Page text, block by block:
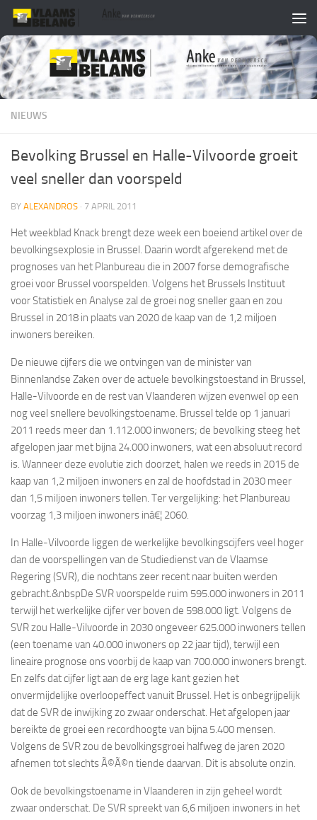
Skip to content
NIEUWS
Bevolking Brussel en Halle-Vilvoorde groeit
veel sneller dan voorspeld
BY ALEXANDROS · 7 APRIL 2011
Het weekblad Knack brengt deze week een boeiend artikel over de
bevolkingsexplosie in Brussel. Daarin wordt afgerekend met de
prognoses van het Planbureau die in 2007 forse demografische
groei voor Brussel voorspelden. Volgens het Brussels Instituut
voor Statistiek en Analyse zal de groei nog sneller gaan en zou
Brussel in 2018 in plaats van 2020 de kaap van de 1,2 miljoen
inwoners bereiken.
De nieuwe cijfers die we ontvingen van de minister van
Binnenlandse Zaken over de actuele bevolkingstoestand in Brussel,
Halle-Vilvoorde en de rest van Vlaanderen wijzen evenwel op een
nog veel snellere bevolkingstoename. Brussel telde op 1 januari
2011 reeds meer dan 1.112.000 inwoners; de bevolking steeg het
afgelopen jaar met bijna 24.000 inwoners, wat een absoluut record
is. Wanneer deze evolutie zich doorzet, halen we reeds in 2015 de
kaap van 1,2 miljoen inwoners en zal de hoofdstad in 2030 meer
dan 1,5 miljoen inwoners tellen. Ter vergelijking: het Planbureau
voorzag 1,3 miljoen inwoners inâ€¦ 2060.
In Halle-Vilvoorde liggen de werkelijke bevolkingscijfers veel hoger
dan de voorspellingen van de Studiedienst van de Vlaamse
Regering (SVR), die nochtans zeer recent naar buiten werden
gebracht.&nbspDe SVR voorspelde ruim 595.000 inwoners in 2011
terwijl het werkelijke cijfer ver boven de 598.000 ligt. Volgens de
SVR zou Halle-Vilvoorde in 2030 ongeveer 625.000 inwoners tellen
(een toename van 40.000 inwoners op 22 jaar tijd), terwijl een
lineaire prognose ons voorbij de kaap van 700.000 inwoners brengt.
En zelfs dat cijfer ligt aan de erg lage kant gezien het
onvermijdelijke overloopeffect vanuit Brussel. Het is onbegrijpelijk
dat de SVR de inwijking zo zwaar onderschat. Het afgelopen jaar
bereikte de groei een recordhoogte van bijna 5.400 mensen.
Volgens de SVR zou de bevolkingsgroei halfweg de jaren 2020
afnemen tot slechts Ã©Ã©n tiende daarvan. Dit is absolute onzin.
Ook de bevolkingstoename in Vlaanderen in zijn geheel wordt
zwaar onderschat. De SVR spreekt van 6,6 miljoen inwoners in het